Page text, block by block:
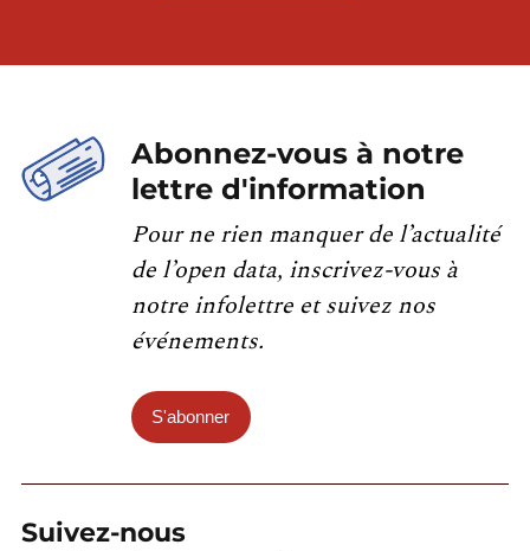
Abonnez-vous à notre
lettre d'information
Pour ne rien manquer de l’actualité
de l’open data, inscrivez-vous à
notre infolettre et suivez nos
événements.
S'abonner
Suivez-nous